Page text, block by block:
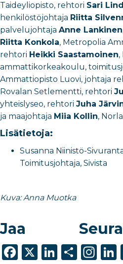
Taideyliopisto, rehtori Sari
henkilöstöjohtaja Riitta
palvelujohtaja Anne Lankinen
Riitta Konkola, Metropolia
rehtori Heikki Saastamoinen,
ammattikorkeakoulu,
Ammattiopisto Luovi, johtaja
Rovalan Setlementti, rehtori
yhteislyseo, rehtori Juha
ja maajohtaja Miia Kollin,
Lisätietoja:
Susanna Niinistö-
Toimitusjohtaja, Sivista
Kuva: Anna Muotka
Jaa
F
X
Li S
In